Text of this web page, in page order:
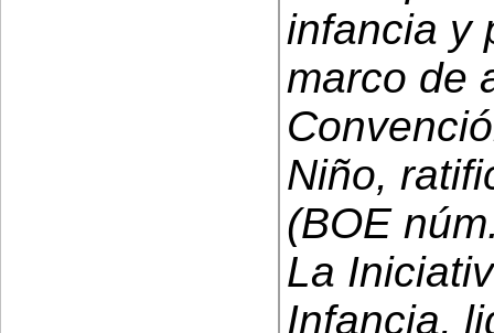
infancia y
marco de
Niño,
(BOE
La
Infancia,